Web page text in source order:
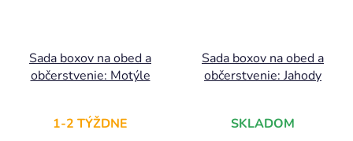
Sada boxov na obed a
občerstvenie: Motýle
1-2 TÝŽDNE
Sada boxov na obed a
občerstvenie: Jahody
SKLADOM